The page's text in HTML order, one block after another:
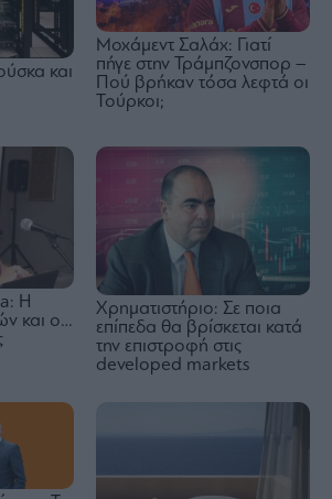
και
Μοχάμεντ Σαλάχ: Γιατί
πήγε στην Τράμπζονσπορ –
Πού βρήκαν τόσα λεφτά οι
Τούρκοι;
H
και ο…
Χρηματιστήριο: Σε ποια
επίπεδα θα βρίσκεται κατά
την επιστροφή στις
developed markets